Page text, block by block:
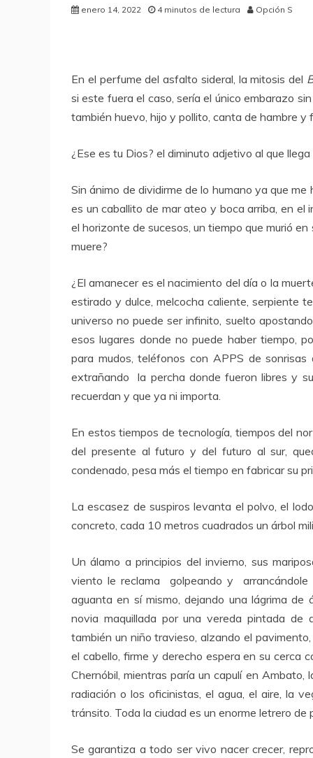
enero 14, 2022 4 minutos de lectura Opción S
En el perfume del asfalto sideral, la mitosis del
si este fuera el caso, sería el único embarazo
también huevo, hijo y pollito, canta de hambre
¿Ese es tu Dios? el diminuto adjetivo al que
Sin ánimo de dividirme de lo humano ya que
es un caballito de mar ateo y boca arriba, en el
el horizonte de sucesos, un tiempo que murió
muere?
¿El amanecer es el nacimiento del día o la
estirado y dulce, melcocha caliente, serpiente
universo no puede ser infinito, suelto
esos lugares donde no puede haber tiempo,
para mudos, teléfonos con APPS de
extrañando la percha donde fueron libres y
recuerdan y que ya ni importa.
En estos tiempos de tecnología, tiempos del
del presente al futuro y del futuro al sur,
condenado, pesa más el tiempo en fabricar su
La escasez de suspiros levanta el polvo, el
concreto, cada 10 metros cuadrados un árbol
Un álamo a principios del invierno, sus
viento le reclama golpeando y
aguanta en sí mismo, dejando una lágrima
novia maquillada por una vereda pintada de
también un niño travieso, alzando el
el cabello, firme y derecho espera en su cerca
Chernóbil, mientras paría un capulí en
radiación o los oficinistas, el agua, el aire, la
tránsito. Toda la ciudad es un enorme letrero de
Se garantiza a todo ser vivo nacer crecer,